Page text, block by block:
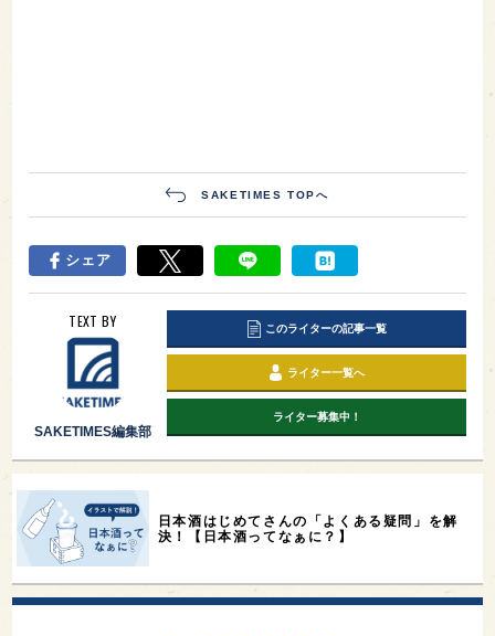
SAKETIMES TOPへ
シェア
TEXT BY
SAKETIMES編集部
このライターの記事一覧
ライター一覧へ
ライター募集中！
日本酒はじめてさんの「よくある疑問」を解
決！【日本酒ってなぁに？】